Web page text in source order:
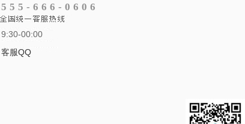
555-666-0606
9:30-00:00
客服QQ